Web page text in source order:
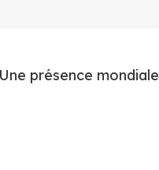
Une présence mondiale